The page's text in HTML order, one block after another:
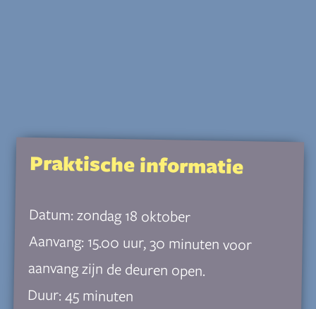
Praktische informatie
Datum: zondag 18 oktober
Aanvang: 15.00 uur, 30 minuten voor
aanvang zijn de deuren open.
Duur: 45 minuten